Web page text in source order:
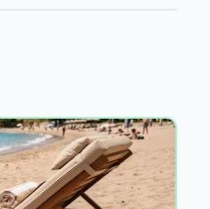
cm, 7 nivoa podešavanja